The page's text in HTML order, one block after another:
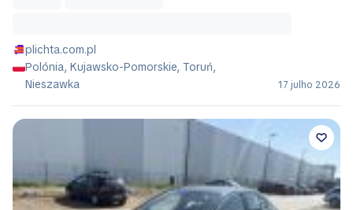
plichta.com.pl
Polónia, Kujawsko-Pomorskie, Toruń,
Nieszawka
17 julho 2026